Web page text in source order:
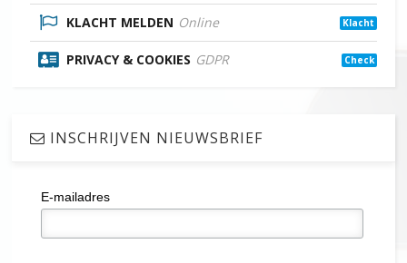
KLACHT MELDEN Online Klacht
PRIVACY & COOKIES GDPR Check
INSCHRIJVEN NIEUWSBRIEF
E-mailadres